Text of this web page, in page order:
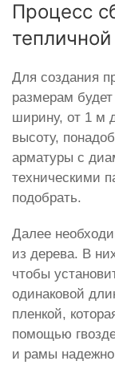
Процесс
Для создания
размерам
ширину, от 1 м
высоту,
арматуры с
техническими
подобрать.
Далее
из дерева. В
чтобы
одинаковой
пленкой,
помощью
и рамы надежно